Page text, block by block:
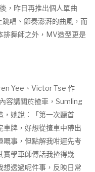
，昨日再推出個人單曲
跳唱、節奏澎湃的曲風，而
排舞師之外，MV造型更是
Yee、Victor Tse 作
容講關於揸車，Sumling
，她說：「第一次聽首
車牌，好想從揸車中帶出
嘅事，但點解我咁遲先考
實學車師傅話我揸得幾
想透過呢件事，反映日常